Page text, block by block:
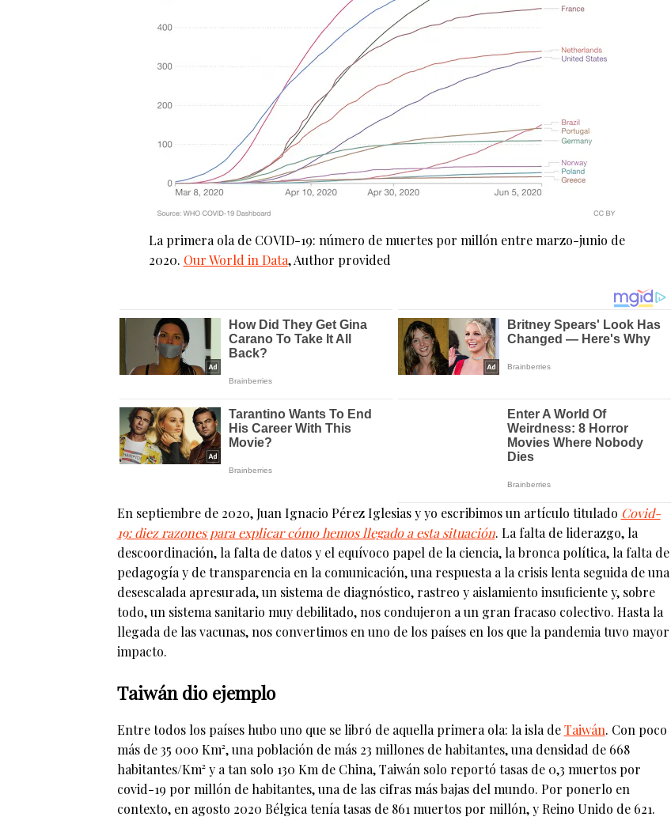
La primera ola de COVID-19: número de muertes por millón entre marzo-junio de
2020. Our World in Data,Author provided
En septiembre de 2020, Juan Ignacio Pérez Iglesias y yo escribimos un artículo titulado Covid-
19: diez razones para explicar cómo hemos llegado a esta situación. La falta de liderazgo, la
descoordinación, la falta de datos y el equívoco papel de la ciencia, la bronca política, la falta de
pedagogía y de transparencia en la comunicación, una respuesta a la crisis lenta seguida de una
desescalada apresurada, un sistema de diagnóstico, rastreo y aislamiento insuficiente y, sobre
todo, un sistema sanitario muy debilitado, nos condujeron a un gran fracaso colectivo. Hasta la
llegada de las vacunas, nos convertimos en uno de los países en los que la pandemia tuvo mayor
impacto.
Taiwán dio ejemplo
Entre todos los países hubo uno que se libró de aquella primera ola: la isla deTaiwán. Con poco
más de 35 000 Km², una población de más 23 millones de habitantes, una densidad de 668
habitantes/Km² y a tan solo 130 Km de China, Taiwán solo reportó tasas de 0,3 muertos por
covid-19 por millón de habitantes, una de las cifras más bajas del mundo. Por ponerlo en
contexto, en agosto 2020 Bélgica tenía tasas de 861 muertos por millón, y Reino Unido de 621.